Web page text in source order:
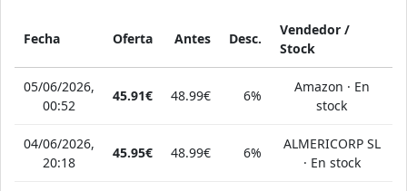
Fecha Oferta Antes Desc.
Vendedor /
Stock
05/06/2026,
00:52
45.91€ 48.99€ 6%
Amazon · En
stock
04/06/2026,
20:18
45.95€ 48.99€ 6%
ALMERICORP SL
· En stock